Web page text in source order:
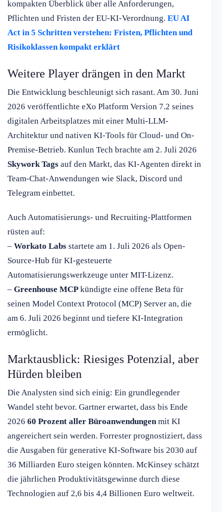
kompakten Überblick über alle Anforderungen,
Pflichten und Fristen der EU-KI-Verordnung. EU AI
Act in 5 Schritten verstehen: Fristen, Pflichten und
Risikoklassen kompakt erklärt
Weitere Player drängen in den Markt
Die Entwicklung beschleunigt sich rasant. Am 30. Juni
2026 veröffentlichte eXo Platform Version 7.2 seines
digitalen Arbeitsplatzes mit einer Multi-LLM-
Architektur und nativen KI-Tools für Cloud- und On-
Premise-Betrieb. Kunlun Tech brachte am 2. Juli 2026
Skywork Tags auf den Markt, das KI-Agenten direkt in
Team-Chat-Anwendungen wie Slack, Discord und
Telegram einbettet.
Auch Automatisierungs- und Recruiting-Plattformen
rüsten auf:
– Workato Labs startete am 1. Juli 2026 als Open-
Source-Hub für KI-gesteuerte
Automatisierungswerkzeuge unter MIT-Lizenz.
– Greenhouse MCP kündigte eine offene Beta für
seinen Model Context Protocol (MCP) Server an, die
am 6. Juli 2026 beginnt und tiefere KI-Integration
ermöglicht.
Marktausblick: Riesiges Potenzial, aber
Hürden bleiben
Die Analysten sind sich einig: Ein grundlegender
Wandel steht bevor. Gartner erwartet, dass bis Ende
2026 60 Prozent aller Büroanwendungenmit KI
angereichert sein werden. Forrester prognostiziert, dass
die Ausgaben für generative KI-Software bis 2030 auf
36 Milliarden Euro steigen könnten. McKinsey schätzt
die jährlichen Produktivitätsgewinne durch diese
Technologien auf 2,6 bis 4,4 Billionen Euro weltweit.